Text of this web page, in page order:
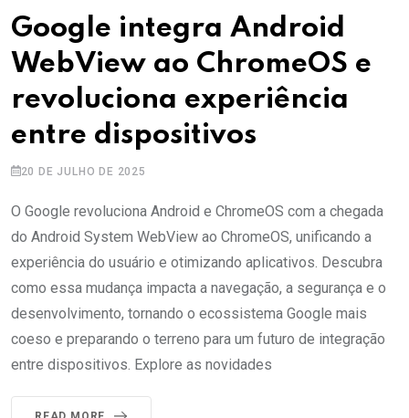
Google integra Android
WebView ao ChromeOS e
revoluciona experiência
entre dispositivos
20 DE JULHO DE 2025
O Google revoluciona Android e ChromeOS com a chegada
do Android System WebView ao ChromeOS, unificando a
experiência do usuário e otimizando aplicativos. Descubra
como essa mudança impacta a navegação, a segurança e o
desenvolvimento, tornando o ecossistema Google mais
coeso e preparando o terreno para um futuro de integração
entre dispositivos. Explore as novidades